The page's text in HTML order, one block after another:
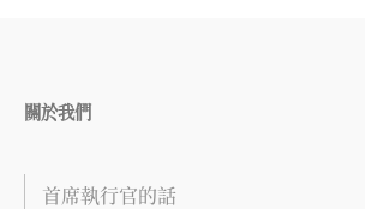
關於我們
首席執行官的話